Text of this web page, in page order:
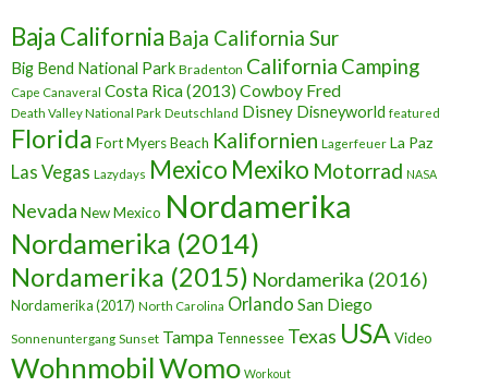
Baja California Baja California Sur
Big Bend National Park Bradenton California Camping
Cape Canaveral Costa Rica (2013) Cowboy Fred
Death Valley National Park Deutschland Disney Disneyworld featured
Florida Fort Myers Beach Kalifornien Lagerfeuer La Paz
Las Vegas Lazydays Mexico Mexiko Motorrad NASA
Nevada New Mexico Nordamerika
Nordamerika (2014)
Nordamerika (2015) Nordamerika (2016)
Nordamerika (2017) North Carolina Orlando San Diego
Sonnenuntergang Sunset Tampa Tennessee Texas USA Video
WohnmobilWomo Workout